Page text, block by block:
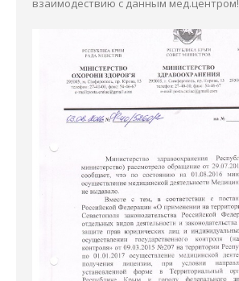
взаимодествию с данным мед.центром!